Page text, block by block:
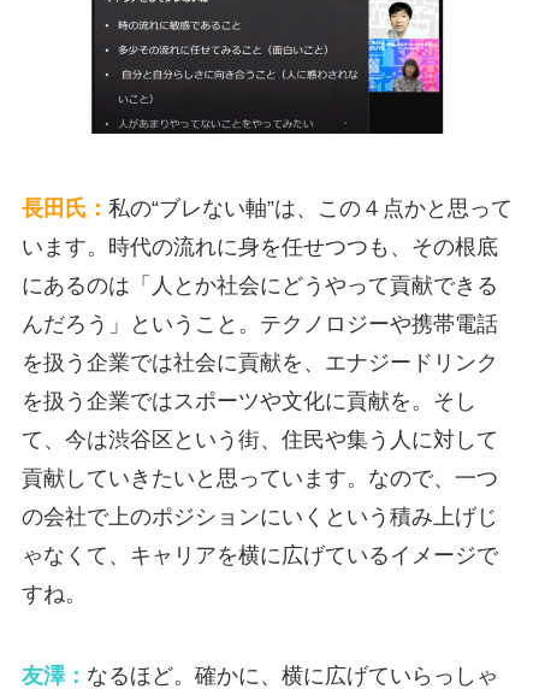
長田氏： 私の“ブレない軸”は、この４点かと思って
います。時代の流れに身を任せつつも、その根底
にあるのは「人とか社会にどうやって貢献できる
んだろう」ということ。テクノロジーや携帯電話
を扱う企業では社会に貢献を、エナジードリンク
を扱う企業ではスポーツや文化に貢献を。そし
て、今は渋谷区という街、住民や集う人に対して
貢献していきたいと思っています。なので、一つ
の会社で上のポジションにいくという積み上げじ
ゃなくて、キャリアを横に広げているイメージで
すね。
友澤： なるほど。確かに、横に広げていらっしゃ